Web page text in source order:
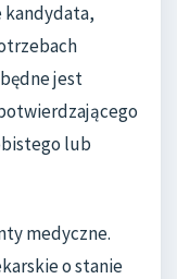
kandydata,
jest
lub
medyczne.
o stanie